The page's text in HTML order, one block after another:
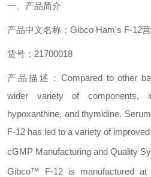
一、 产品简介
产品中文名称： Gibco Ham's F-12
货号： 21700018
产品描述： Compared to other
wider variety of components,
hypoxanthine, and thymidine.
F-12 has led to a variety of
cGMP Manufacturing and Quality
Gibco™ F-12 is manufactured at